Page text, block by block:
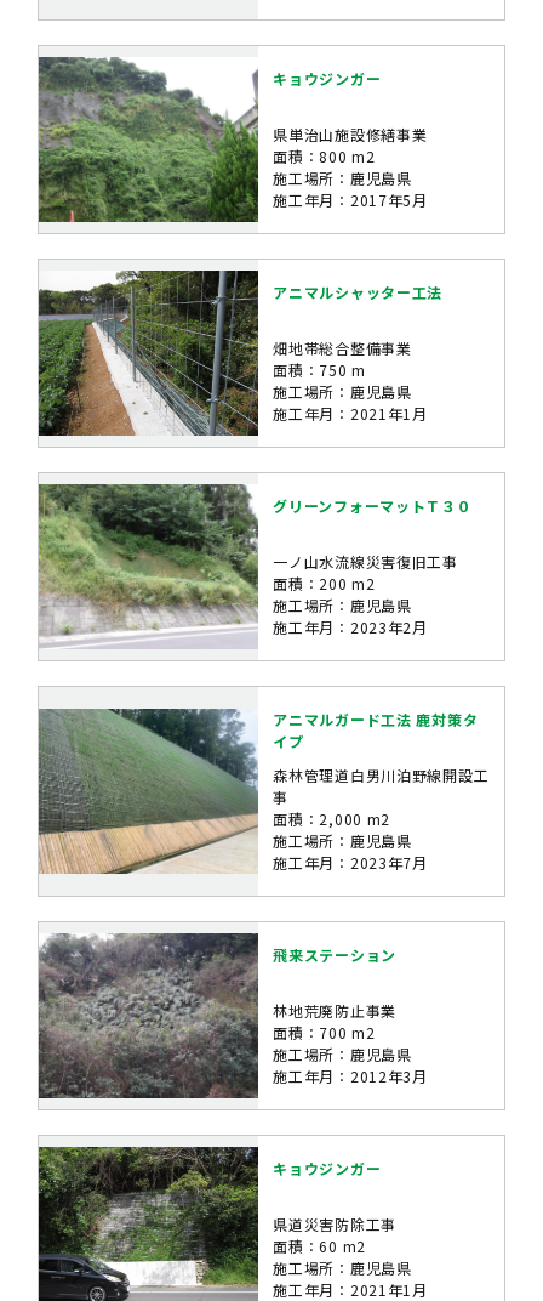
キョウジンガー
県単治山施設修繕事業
面積：800 m2
施工場所：鹿児島県
施工年月：2017年5月
アニマルシャッター工法
畑地帯総合整備事業
面積：750 m
施工場所：鹿児島県
施工年月：2021年1月
グリーンフォーマットＴ３０
一ノ山水流線災害復旧工事
面積：200 m2
施工場所：鹿児島県
施工年月：2023年2月
アニマルガード工法 鹿対策タ
イプ
森林管理道白男川泊野線開設工
事
面積：2,000 m2
施工場所：鹿児島県
施工年月：2023年7月
飛来ステーション
林地荒廃防止事業
面積：700 m2
施工場所：鹿児島県
施工年月：2012年3月
キョウジンガー
県道災害防除工事
面積：60 m2
施工場所：鹿児島県
施工年月：2021年1月